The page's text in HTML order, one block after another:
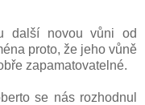
další novou vůni od
proto, že jeho vůně
zapamatovatelné.
se nás rozhodnul